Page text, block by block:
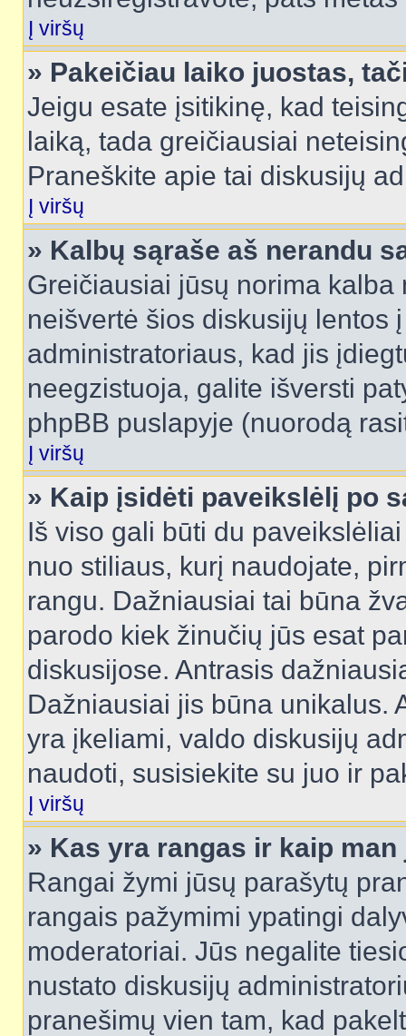
Į viršų
» Pakeičiau laiko juostas,
Jeigu esate įsitikinę, kad
laiką, tada greičiausiai
Praneškite apie tai diskusijų
Į viršų
» Kalbų sąraše aš nerandu
Greičiausiai jūsų norima
neišvertė šios diskusijų lentos
administratoriaus, kad jis
neegzistuoja, galite išversti
phpBB puslapyje (nuorodą
Į viršų
» Kaip įsidėti paveikslėlį po
Iš viso gali būti du
nuo stiliaus, kurį naudojate,
rangu. Dažniausiai tai būna
parodo kiek žinučių jūs esat
diskusijose. Antrasis
Dažniausiai jis būna unikalus.
yra įkeliami, valdo diskusijų
naudoti, susisiekite su juo ir
Į viršų
» Kas yra rangas ir kaip
Rangai žymi jūsų parašytų
rangais pažymimi ypatingi
moderatoriai. Jūs negalite
nustato diskusijų
pranešimų vien tam, kad